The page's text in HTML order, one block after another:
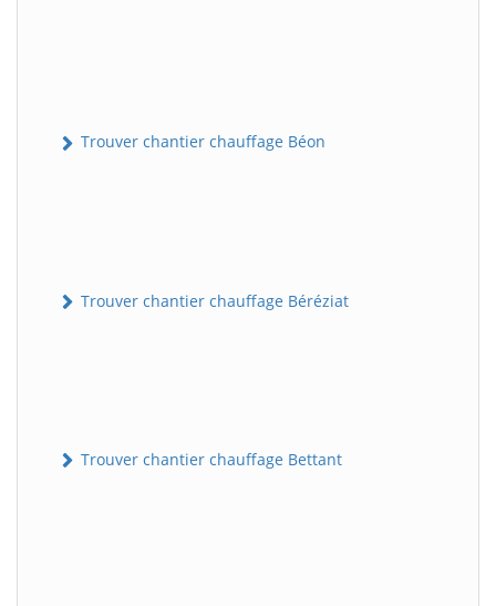
Trouver chantier chauffage Béon
Trouver chantier chauffage Béréziat
Trouver chantier chauffage Bettant